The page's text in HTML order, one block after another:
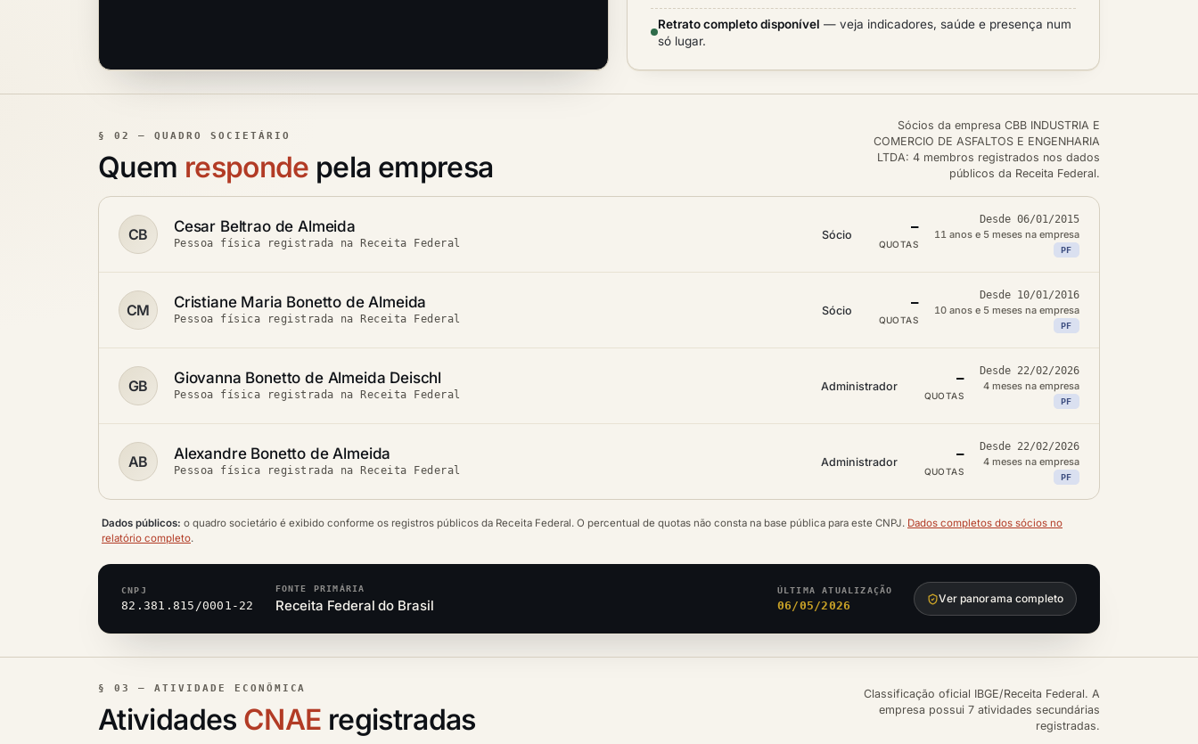
Retrato completo disponível — veja indicadores, saúde e presença num
só lugar.
§ 02 — QUADRO SOCIETÁRIO
Quem responde pela empresa
Sócios da empresa CBB INDUSTRIA E
COMERCIO DE ASFALTOS E ENGENHARIA
LTDA: 4 membros registrados nos dados
públicos da Receita Federal.
CB Cesar Beltrao de Almeida
Pessoa física registrada na Receita Federal
Sócio
—
QUOTAS
Desde 06/01/2015
11 anos e 5 meses na empresa
PF
CM Cristiane Maria Bonetto de Almeida
Pessoa física registrada na Receita Federal
Sócio
—
QUOTAS
Desde 10/01/2016
10 anos e 5 meses na empresa
PF
GB Giovanna Bonetto de Almeida Deischl
Pessoa física registrada na Receita Federal
Administrador
—
QUOTAS
Desde 22/02/2026
4 meses na empresa
PF
AB Alexandre Bonetto de Almeida
Pessoa física registrada na Receita Federal
Administrador
—
QUOTAS
Desde 22/02/2026
4 meses na empresa
PF
Dados públicos: o quadro societário é exibido conforme os registros públicos da Receita Federal. O percentual de quotas não consta na base pública para este CNPJ. Dados completos dos sócios no
relatório completo.
CNPJ
82.381.815/0001-22
FONTE PRIMÁRIA
Receita Federal do Brasil
ÚLTIMA ATUALIZAÇÃO
06/05/2026 Ver panorama completo
§ 03 — ATIVIDADE ECONÔMICA
Atividades CNAE registradas
Classificação oficial IBGE/Receita Federal. A
empresa possui 7 atividades secundárias
registradas.